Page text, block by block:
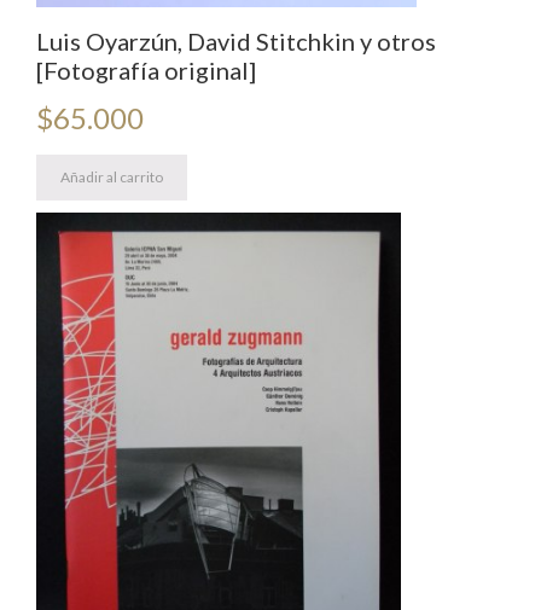
Luis Oyarzún, David Stitchkin y otros
[Fotografía original]
$65.000
Añadir al carrito